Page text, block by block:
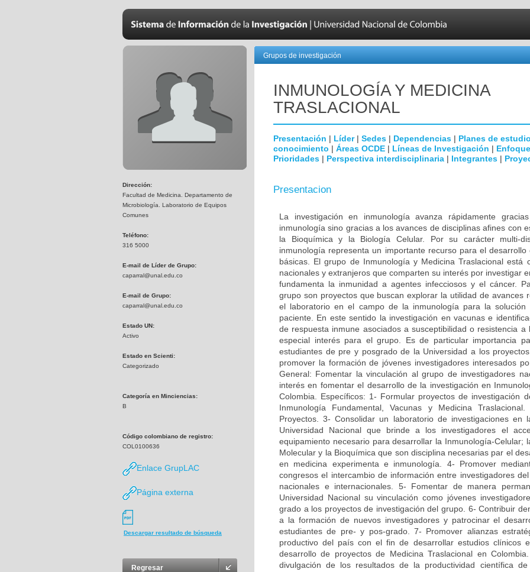
Dirección:
Facultad de Medicina. Departamento de
Microbiología. Laboratorio de Equipos
Comunes
Teléfono:
316 5000
E-mail de Líder de Grupo:
caparral@unal.edu.co
E-mail de Grupo:
caparral@unal.edu.co
Estado UN:
Activo
Estado en Scienti:
Categorizado
Categoría en Minciencias:
B
Código colombiano de registro:
COL0100636
Enlace GrupLAC
Página externa
Descargar resultado de búsqueda
Regresar
Grupos de investigación
INMUNOLOGÍA Y MEDICINA
TRASLACIONAL
Presentación | Líder| Sedes | Dependencias | Planes de
conocimiento | Áreas OCDE | Líneas de Investigación |
Prioridades | Perspectiva interdisciplinaria | Integrantes |
Presentacion
La investigación en inmunología avanza rápidamente
inmunología sino gracias a los avances de disciplinas afines con
la Bioquímica y la Biología Celular. Por su carácter multi-
inmunología representa un importante recurso para el
básicas. El grupo de Inmunología y Medicina Traslacional está
nacionales y extranjeros que comparten su interés por investigar
fundamenta la inmunidad a agentes infecciosos y el cáncer.
grupo son proyectos que buscan explorar la utilidad de avances
el laboratorio en el campo de la inmunología para la
paciente. En este sentido la investigación en vacunas e
de respuesta inmune asociados a susceptibilidad o resistencia
especial interés para el grupo. Es de particular importancia
estudiantes de pre y posgrado de la Universidad a los
promover la formación de jóvenes investigadores interesados
General: Fomentar la vinculación al grupo de investigadores
interés en fomentar el desarrollo de la investigación en
Colombia. Específicos: 1- Formular proyectos de investigación
Inmunología Fundamental, Vacunas y Medicina
Proyectos. 3- Consolidar un laboratorio de investigaciones
Universidad Nacional que brinde a los investigadores el
equipamiento necesario para desarrollar la Inmunología-Celular;
Molecular y la Bioquímica que son disciplina necesarias par el
en medicina experimenta e inmunología. 4- Promover
congresos el intercambio de información entre investigadores
nacionales e internacionales. 5- Fomentar de manera
Universidad Nacional su vinculación como jóvenes
grado a los proyectos de investigación del grupo. 6- Contribuir
a la formación de nuevos investigadores y patrocinar el
estudiantes de pre- y pos-grado. 7- Promover alianzas
productivo del país con el fin de desarrollar estudios clínicos
desarrollo de proyectos de Medicina Traslacional en
divulgación de los resultados de la productividad científica